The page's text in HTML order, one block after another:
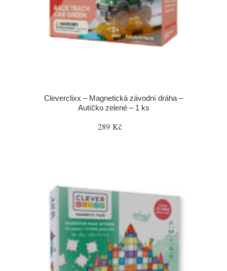
Cleverclixx – Magnetická závodní dráha –
Autíčko zelené – 1 ks
289 Kč